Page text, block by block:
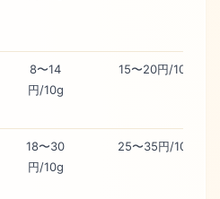
8〜14
円/10g
15〜20円/10g
18〜30
円/10g
25〜35円/10g